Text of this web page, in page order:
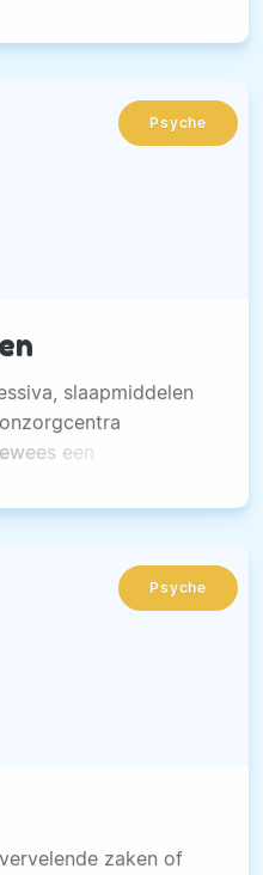
Psyche
slaapmiddelen
een
Universiteit Gent
Psyche
zaken of